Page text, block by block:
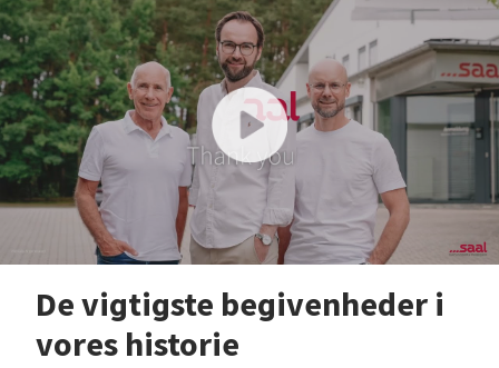
De vigtigste begivenheder i
vores historie